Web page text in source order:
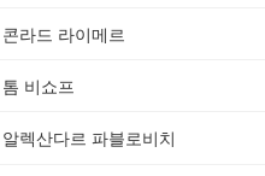
콘라드 라이메르
톰 비쇼프
알렉산다르 파블로비치